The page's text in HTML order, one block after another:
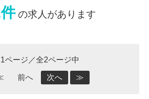
の求人があります
1ページ／全2ページ中
前へ 次へ ≫